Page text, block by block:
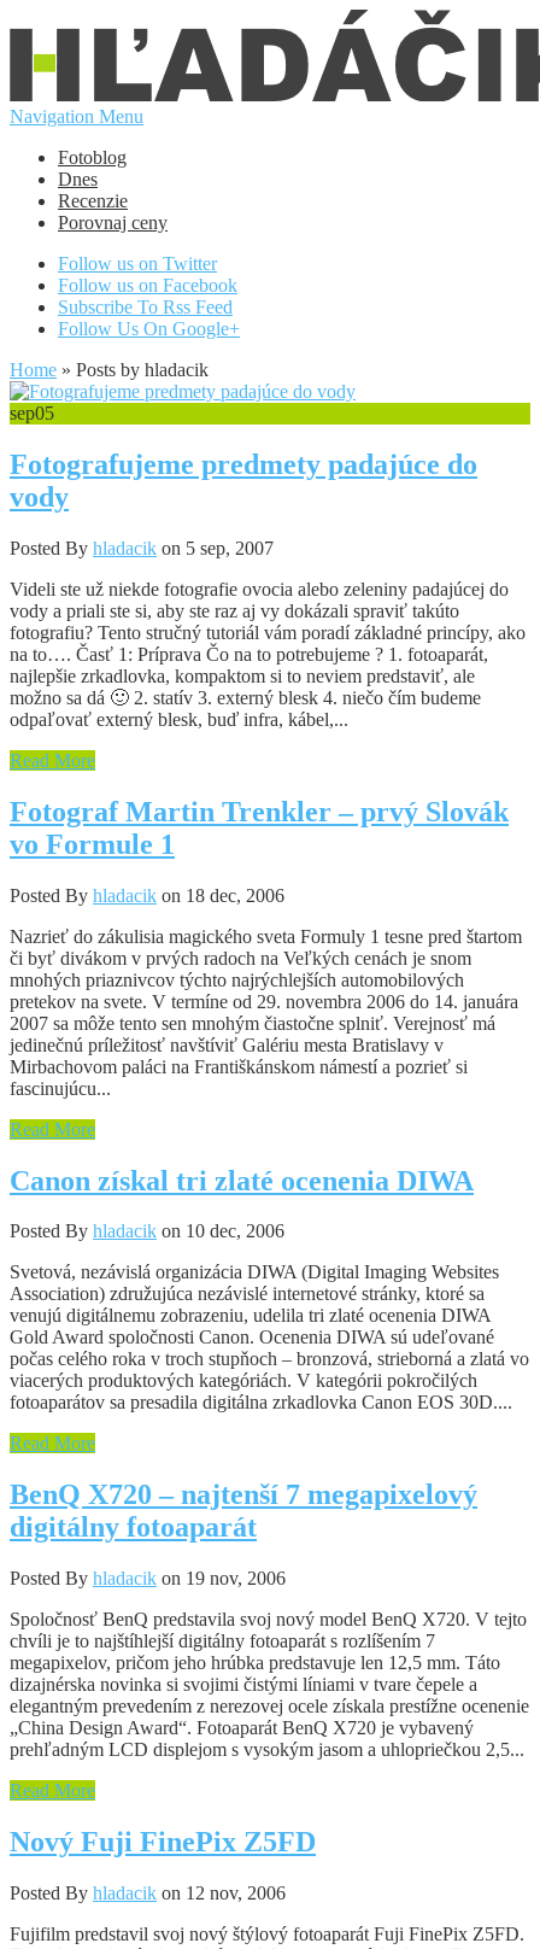
Navigation Menu
Fotoblog
Dnes
Recenzie
Porovnaj ceny
Follow us on Twitter
Follow us on Facebook
Subscribe To Rss Feed
Follow Us On Google+
Home » Posts by hladacik
sep05
Fotografujeme predmety padajúce do
vody
Posted By hladacik on 5 sep, 2007
Videli ste už niekde fotografie ovocia alebo zeleniny padajúcej do
vody a priali ste si, aby ste raz aj vy dokázali spraviť takúto
fotografiu? Tento stručný tutoriál vám poradí základné princípy, ako
na to…. Časť 1: Príprava Čo na to potrebujeme ? 1. fotoaparát,
najlepšie zrkadlovka, kompaktom si to neviem predstaviť, ale
možno sa dá 🙂 2. statív 3. externý blesk 4. niečo čím budeme
odpaľovať externý blesk, buď infra, kábel,...
Read More
Fotograf Martin Trenkler – prvý Slovák
vo Formule 1
Posted By hladacik on 18 dec, 2006
Nazrieť do zákulisia magického sveta Formuly 1 tesne pred štartom
či byť divákom v prvých radoch na Veľkých cenách je snom
mnohých priaznivcov týchto najrýchlejších automobilových
pretekov na svete. V termíne od 29. novembra 2006 do 14. januára
2007 sa môže tento sen mnohým čiastočne splniť. Verejnosť má
jedinečnú príležitosť navštíviť Galériu mesta Bratislavy v
Mirbachovom paláci na Františkánskom námestí a pozrieť si
fascinujúcu...
Read More
Canon získal tri zlaté ocenenia DIWA
Posted By hladacik on 10 dec, 2006
Svetová, nezávislá organizácia DIWA (Digital Imaging Websites
Association) združujúca nezávislé internetové stránky, ktoré sa
venujú digitálnemu zobrazeniu, udelila tri zlaté ocenenia DIWA
Gold Award spoločnosti Canon. Ocenenia DIWA sú udeľované
počas celého roka v troch stupňoch – bronzová, strieborná a zlatá vo
viacerých produktových kategóriách. V kategórii pokročilých
fotoaparátov sa presadila digitálna zrkadlovka Canon EOS 30D....
Read More
BenQ X720 – najtenší 7 megapixelový
digitálny fotoaparát
Posted By hladacik on 19 nov, 2006
Spoločnosť BenQ predstavila svoj nový model BenQ X720. V tejto
chvíli je to najštíhlejší digitálny fotoaparát s rozlíšením 7
megapixelov, pričom jeho hrúbka predstavuje len 12,5 mm. Táto
dizajnérska novinka si svojimi čistými líniami v tvare čepele a
elegantným prevedením z nerezovej ocele získala prestížne ocenenie
„China Design Award“. Fotoaparát BenQ X720 je vybavený
prehľadným LCD displejom s vysokým jasom a uhlopriečkou 2,5...
Read More
Nový Fuji FinePix Z5FD
Posted By hladacik on 12 nov, 2006
Fujifilm predstavil svoj nový štýlový fotoaparát Fuji FinePix Z5FD.